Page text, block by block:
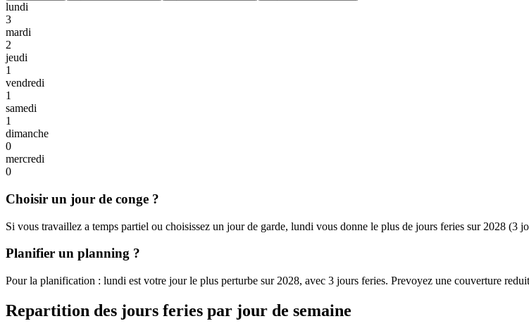
lundi
3
mardi
2
jeudi
1
vendredi
1
samedi
1
dimanche
0
mercredi
0
Choisir un jour de conge ?
Si vous travaillez a temps partiel ou choisissez un jour de garde, lundi vous donne le plus de jours feries sur 2028 (3
Planifier un planning ?
Pour la planification : lundi est votre jour le plus perturbe sur 2028, avec 3 jours feries. Prevoyez une couverture
Repartition des jours feries par jour de semaine